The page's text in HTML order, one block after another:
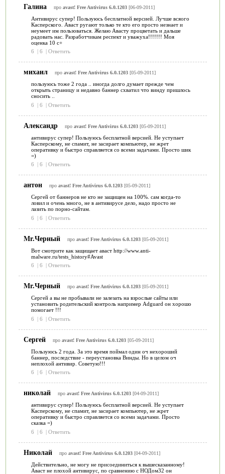
Галина про avast! Free Antivirus 6.0.1203[06-09-2011]
Антивирус супер! Пользуюсь бесплатной версией. Лучше всяого
Касперского. Аваст ругают только те кто его просто незнает и
неумеет им пользоваться. Желаю Авасту процветать и дальше
радовать нас. Разработчикам респект и уважуха!!!!!!! Моя
оценка 10 с+
6
| 6 | Ответить
михаил про avast! Free Antivirus 6.0.1203[05-09-2011]
пользуюсь тоже 2 года .. иногда долго думает прежде чем
открыть страницу и недавно баннер схватил что винду пришлось
сносить ..
6
| 6 | Ответить
Александр про avast! Free Antivirus 6.0.1203[05-09-2011]
антивирус супер! Пользуюсь бесплатной версией. Не уступает
Касперскому, не спамит, не засирает компьютер, не жрет
оперативку и быстро справляется со всеми задачами. Просто шик
=)
6
| 6 | Ответить
антон про avast! Free Antivirus 6.0.1203[05-09-2011]
Сергей от баннеров не кто не защищен на 100%. сам когда-то
ловил и очень много, не в антивирусе дело, надо просто не
лазить по порно-сайтам.
6
| 6 | Ответить
Mr.Черный про avast! Free Antivirus 6.0.1203[05-09-2011]
Вот смотрите как защищает аваст http://www.anti-
malware.ru/tests_history#Avast
6
| 6 | Ответить
Mr.Черный про avast! Free Antivirus 6.0.1203[05-09-2011]
Сергей а вы не пробывали не залезать на взрослые сайты или
установить родительский контроль например Adguard он хорошо
помогает !!!
6
| 6 | Ответить
Сергей про avast! Free Antivirus 6.0.1203[05-09-2011]
Пользуюсь 2 года. За это время поймал один оч нехороший
баннер, последствие - переустановка Винды. Но в целом оч
неплохой антивир. Советую!!!
6
| 6 | Ответить
николай про avast! Free Antivirus 6.0.1203[04-09-2011]
антивирус супер! Пользуюсь бесплатной версией. Не уступает
Касперскому, не спамит, не засирает компьютер, не жрет
оперативку и быстро справляется со всеми задачами. Просто
сказка =)
6
| 6 | Ответить
Николай про avast! Free Antivirus 6.0.1203[04-09-2011]
Действительно, не могу не присоединиться к вышесказанному!
Аваст не плохой антивирус, по сравнению с НОДом32 он